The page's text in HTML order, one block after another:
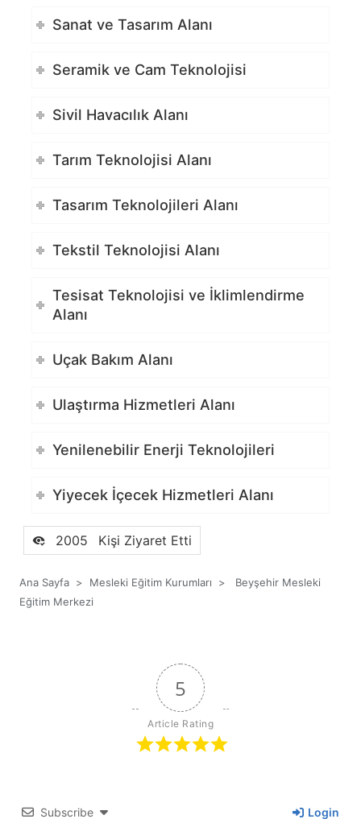
Sanat ve Tasarım Alanı
Seramik ve Cam Teknolojisi
Sivil Havacılık Alanı
Tarım Teknolojisi Alanı
Tasarım Teknolojileri Alanı
Tekstil Teknolojisi Alanı
Tesisat Teknolojisi ve İklimlendirme
Alanı
Uçak Bakım Alanı
Ulaştırma Hizmetleri Alanı
Yenilenebilir Enerji Teknolojileri
Yiyecek İçecek Hizmetleri Alanı
2005 Kişi Ziyaret Etti
Ana Sayfa > Mesleki Eğitim Kurumları >
Beyşehir Mesleki
Eğitim Merkezi
5
Article Rating
Subscribe Login